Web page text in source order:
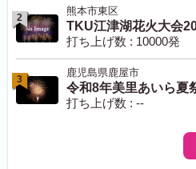
2
熊本市東区
TKU江津湖花火大会
打ち上げ数 : 10000発
3
鹿児島県鹿屋市
令和8年美里あいら夏
打ち上げ数 : --